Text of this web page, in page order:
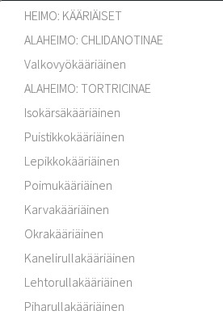
HEIMO: KÄÄRIÄISET
ALAHEIMO: CHLIDANOTINAE
Valkovyökääriäinen
ALAHEIMO: TORTRICINAE
Isokärsäkääriäinen
Puistikkokääriäinen
Lepikkokääriäinen
Poimukääriäinen
Karvakääriäinen
Okrakääriäinen
Kanelirullakääriäinen
Lehtorullakääriäinen
Piharullakääriäinen